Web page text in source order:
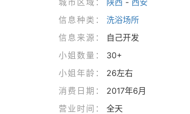
城市区域： 陕西 - 西安
信息种类：
洗浴场所
信息来源：
自己开发
小姐数量：
30+
小姐年龄：
26左右
消费日期：
2017年6月
营业时间：
全天